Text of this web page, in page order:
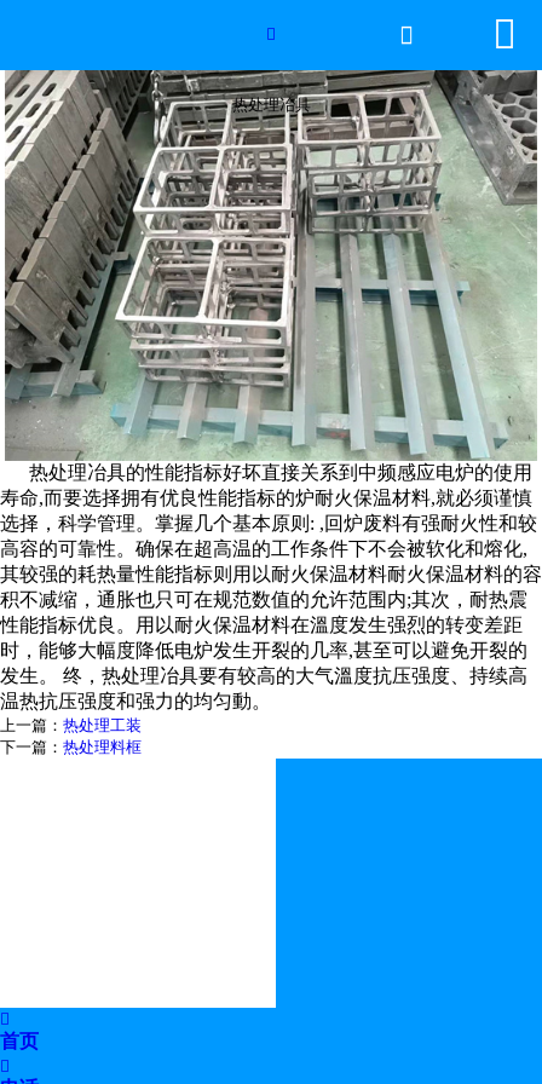
网站首页
2026年国际足联世界杯
产品中心
服务优势
新闻资讯
工程案例
厂容厂景
荣誉资质
联系我们

热处理冶具
 
热处理冶具的性能指标好坏直接关系到中频感应电炉的使用
寿命,而要选择拥有优良性能指标的炉耐火保温材料,就必须谨慎
选择，科学管理。掌握几个基本原则: ,回炉废料有强耐火性和较
高容的可靠性。确保在超高温的工作条件下不会被软化和熔化,
其较强的耗热量性能指标则用以耐火保温材料耐火保温材料的容
积不减缩，通胀也只可在规范数值的允许范围内;其次，耐热震
性能指标优良。用以耐火保温材料在溫度发生强烈的转变差距
时，能够大幅度降低电炉发生开裂的 几率,甚至可以避免开裂的
发生。 终，热处理冶具要有较高的大气溫度抗压强度、持续高
温热抗压强度和强力的均匀動。
上一篇： 热处理工装
下一篇： 热处理料框

首页
